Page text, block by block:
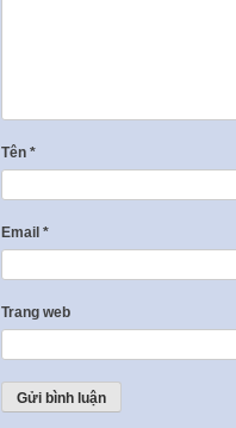
Tên *
Email *
Trang web